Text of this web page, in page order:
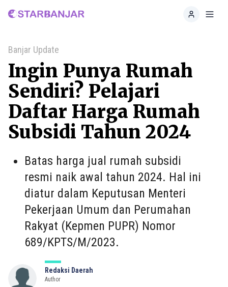
Home
Banjar Update
Ingin Punya Rumah
Sendiri? Pelajari
Daftar Harga Rumah
Subsidi Tahun 2024
Batas harga jual rumah subsidi
resmi naik awal tahun 2024. Hal ini
diatur dalam Keputusan Menteri
Pekerjaan Umum dan Perumahan
Rakyat (Kepmen PUPR) Nomor
689/KPTS/M/2023.
Redaksi Daerah
Author